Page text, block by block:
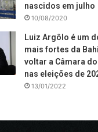
nascidos em julho
10/08/2020
Luiz Argôlo é um
mais fortes da
voltar a Câmara
nas eleições de
13/01/2022